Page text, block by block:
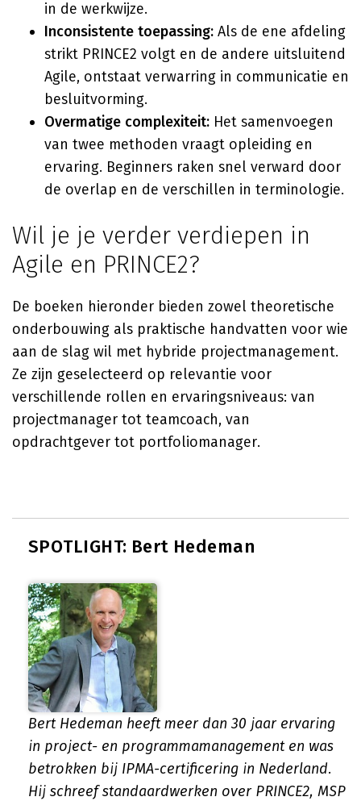
in de werkwijze.
Inconsistente toepassing: Als de ene afdeling
strikt PRINCE2 volgt en de andere uitsluitend
Agile, ontstaat verwarring in communicatie en
besluitvorming.
Overmatige complexiteit: Het samenvoegen
van twee methoden vraagt opleiding en
ervaring. Beginners raken snel verward door
de overlap en de verschillen in terminologie.
Wil je je verder verdiepen in
Agile en PRINCE2?
De boeken hieronder bieden zowel theoretische
onderbouwing als praktische handvatten voor wie
aan de slag wil met hybride projectmanagement.
Ze zijn geselecteerd op relevantie voor
verschillende rollen en ervaringsniveaus: van
projectmanager tot teamcoach, van
opdrachtgever tot portfoliomanager.
SPOTLIGHT: Bert Hedeman
Bert Hedeman heeft meer dan 30 jaar ervaring
in project- en programmamanagement en was
betrokken bij IPMA-certificering in Nederland.
Hij schreef standaardwerken over PRINCE2, MSP